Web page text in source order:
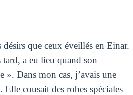
que ceux éveillés en Einar.
tard, a eu lieu quand son
». Dans mon cas, j’avais une
Elle cousait des robes spéciales